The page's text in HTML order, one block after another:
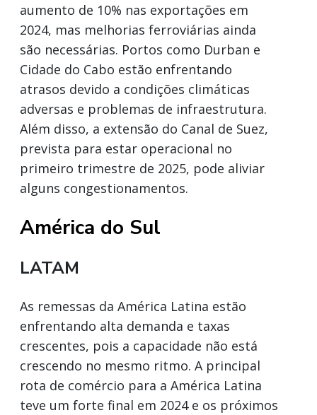
aumento de 10% nas exportações em
2024, mas melhorias ferroviárias ainda
são necessárias. Portos como Durban e
Cidade do Cabo estão enfrentando
atrasos devido a condições climáticas
adversas e problemas de infraestrutura.
Além disso, a extensão do Canal de Suez,
prevista para estar operacional no
primeiro trimestre de 2025, pode aliviar
alguns congestionamentos.
América do Sul
LATAM
As remessas da América Latina estão
enfrentando alta demanda e taxas
crescentes, pois a capacidade não está
crescendo no mesmo ritmo. A principal
rota de comércio para a América Latina
teve um forte final em 2024 e os próximos